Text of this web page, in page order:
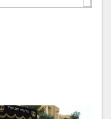
יחיאל אפרים פישל גלוכובסקי